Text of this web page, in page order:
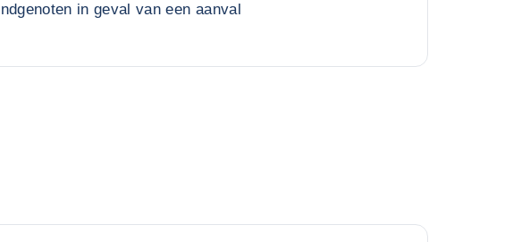
in geval van een aanval